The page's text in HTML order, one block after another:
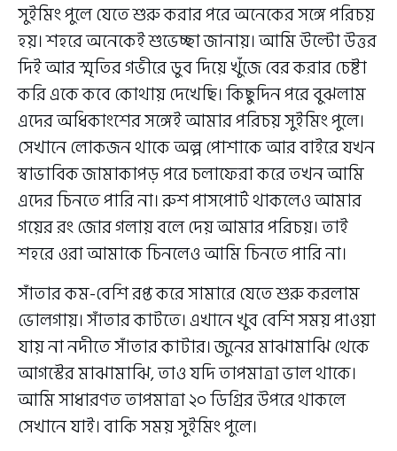
সুইমিং পুলে যেতে শুরু করার পরে অনেকের সঙ্গে পরিচয়
হয়। শহরে অনেকেই শুভেচ্ছা জানায়। আমি উল্টো উত্তর
দিই আর স্মৃতির গভীরে ডুব দিয়ে খুঁজে বের করার চেষ্টা
করি একে কবে কোথায় দেখেছি। কিছুদিন পরে বুঝলাম
এদের অধিকাংশের সঙ্গেই আমার পরিচয় সুইমিং পুলে।
সেখানে লোকজন থাকে অল্প পোশাকে আর বাইরে যখন
স্বাভাবিক জামাকাপড় পরে চলাফেরা করে তখন আমি
এদের চিনতে পারি না। রুশ পাসপোর্ট থাকলেও আমার
গয়ের রং জোর গলায় বলে দেয় আমার পরিচয়। তাই
শহরে ওরা আমাকে চিনলেও আমি চিনতে পারি না।
সাঁতার কম-বেশি রপ্ত করে সামারে যেতে শুরু করলাম
ভোলগায়। সাঁতার কাটতে। এখানে খুব বেশি সময় পাওয়া
যায় না নদীতে সাঁতার কাটার। জুনের মাঝামাঝি থেকে
আগস্টের মাঝামাঝি, তাও যদি তাপমাত্রা ভাল থাকে।
আমি সাধারণত তাপমাত্রা ২০ ডিগ্রির উপরে থাকলে
সেখানে যাই। বাকি সময় সুইমিং পুলে।